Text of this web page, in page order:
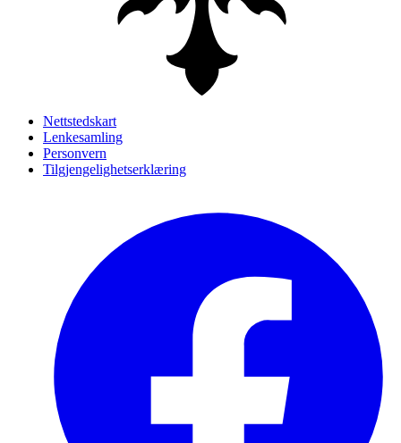
Nettstedskart
Lenkesamling
Personvern
Tilgjengelighetserklæring